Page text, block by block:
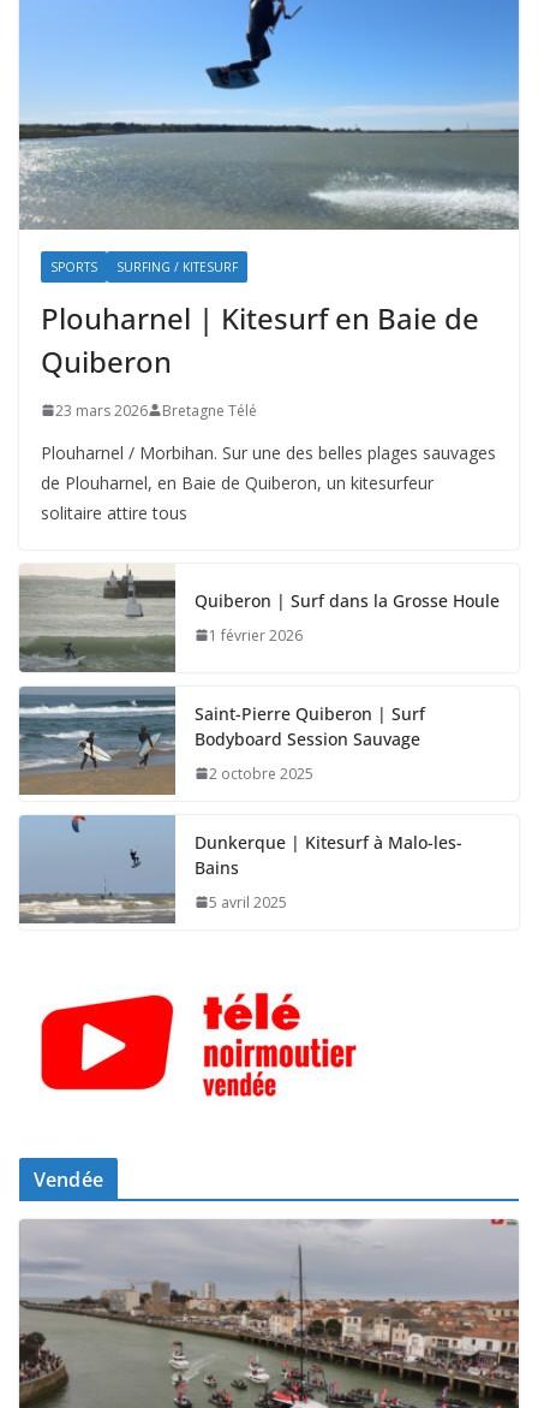
SPORTS SURFING / KITESURF
Plouharnel | Kitesurf en Baie de
Quiberon
23 mars 2026 Bretagne Télé
Plouharnel / Morbihan. Sur une des belles plages sauvages
de Plouharnel, en Baie de Quiberon, un kitesurfeur
solitaire attire tous
Quiberon | Surf dans la Grosse Houle
1 février 2026
Saint-Pierre Quiberon | Surf
Bodyboard Session Sauvage
2 octobre 2025
Dunkerque | Kitesurf à Malo-les-
Bains
5 avril 2025
Vendée